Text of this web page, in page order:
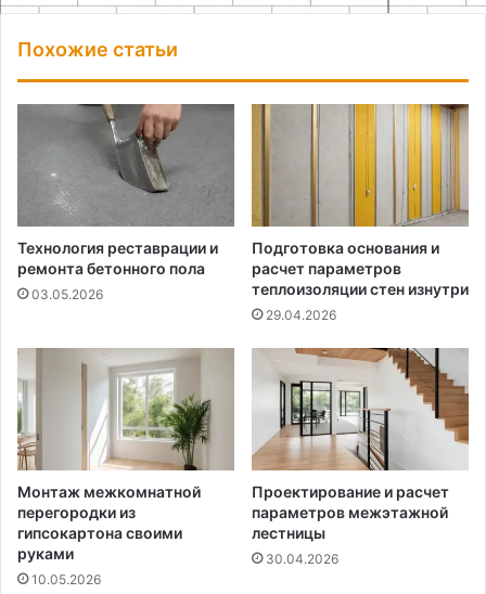
Похожие статьи
Технология реставрации и
ремонта бетонного пола
03.05.2026
Подготовка основания и
расчет параметров
теплоизоляции стен изнутри
29.04.2026
Монтаж межкомнатной
перегородки из
гипсокартона своими
руками
10.05.2026
Проектирование и расчет
параметров межэтажной
лестницы
30.04.2026